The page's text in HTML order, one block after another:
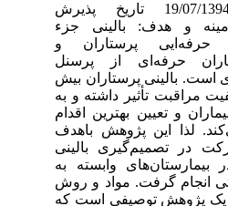
تاریخ دریافت 19/07/1394 تاریخ پذیرش
پیش‌زمینه و هدف: بالینی جزء
پرستاران و
حرفه‌ای از پرسنل
بالینی پرستاران بیش
مراقبت تأثیر داشته و به
و تعیین بهترین اقدام
لذا این پژوهش باهدف
در تصمیم‌گیری بالینی
وابسته به
انجام گرفت. مواد و روش
پژوهش توصیفی است که